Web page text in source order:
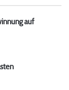
auf